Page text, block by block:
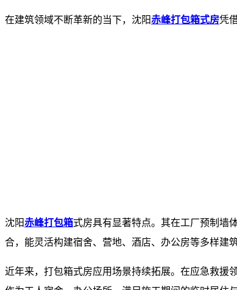
在建筑领域不断革新的当下，沈阳赤峰打包箱式房凭
​沈阳赤峰打包箱式房具有显著特点。其在工厂预制墙
合，能灵活构建宿舍、营地、酒店、办公房等多样建
近年来，打包箱式房应用场景持续拓展。在应急救